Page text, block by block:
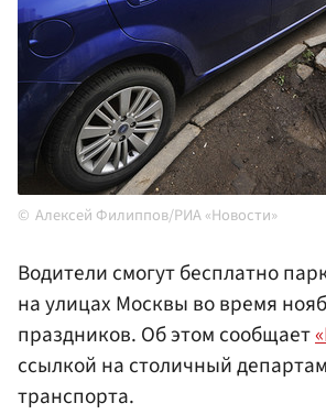
Алексей Филиппов/РИА «Новости»
Водители смогут бесплатно
на улицах Москвы во время
праздников. Об этом сообщает
ссылкой на столичный
транспорта.